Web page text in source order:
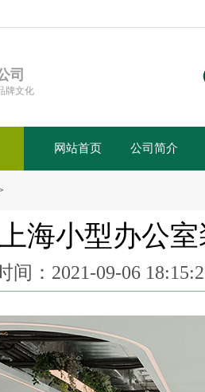
司
牌文化
网站首页 公司简介
海小型办公
间：2021-09-06